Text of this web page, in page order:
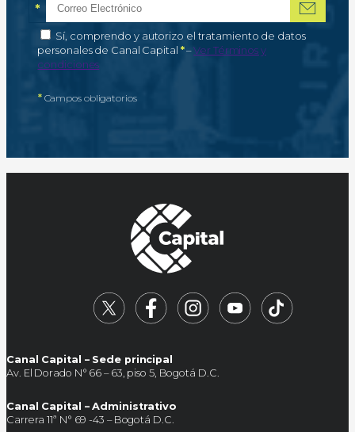
Correo electrónico
*Campo obligatorio
Autorización de tratamiento de datos personales
Sí, comprendo y autorizo el tratamiento de datos
personales de Canal Capital *–Campo obligatorio
Ver Términos y
condiciones
*Campos obligatorios
Canal Capital – Sede principal
Av. El Dorado N° 66 – 63, piso 5, Bogotá D.C.
Canal Capital – Administrativo
Carrera 11ª N° 69 -43 – Bogotá D.C.